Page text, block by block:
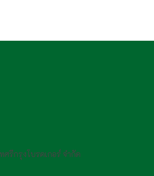
รีกรุงโบรคเกอร์ จำกัด